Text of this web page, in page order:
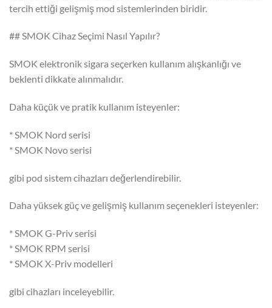
tercih ettiği gelişmiş mod sistemlerinden biridir.
## SMOK Cihaz Seçimi Nasıl Yapılır?
SMOK elektronik sigara seçerken kullanım alışkanlığı ve
beklenti dikkate alınmalıdır.
Daha küçük ve pratik kullanım isteyenler:
* SMOK Nord serisi
* SMOK Novo serisi
gibi pod sistem cihazları değerlendirebilir.
Daha yüksek güç ve gelişmiş kullanım seçenekleri isteyenler:
* SMOK G-Priv serisi
* SMOK RPM serisi
* SMOK X-Priv modelleri
gibi cihazları inceleyebilir.